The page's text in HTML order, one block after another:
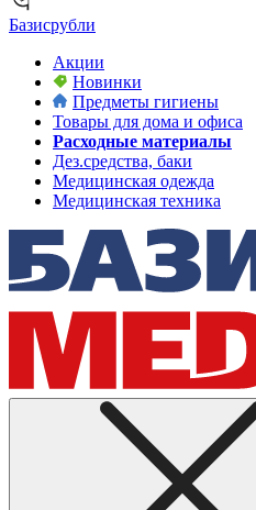
Базисрубли
Акции
Новинки
Предметы гигиены
Товары для дома и офиса
Расходные материалы
Дез.средства, баки
Медицинская одежда
Медицинская техника